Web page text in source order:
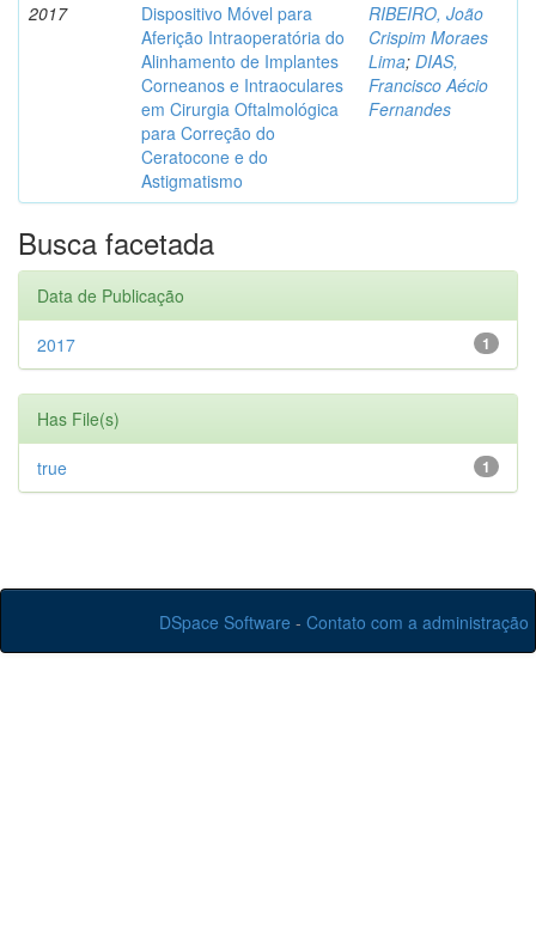
2017
Dispositivo Móvel para
Aferição Intraoperatória do
Alinhamento de Implantes
Corneanos e Intraoculares
em Cirurgia Oftalmológica
para Correção do
Ceratocone e do
Astigmatismo
RIBEIRO, João
Crispim Moraes
Lima; DIAS,
Francisco Aécio
Fernandes
Busca facetada
Data de Publicação
1
2017
Has File(s)
1
true
DSpace Software - Contato com a administração